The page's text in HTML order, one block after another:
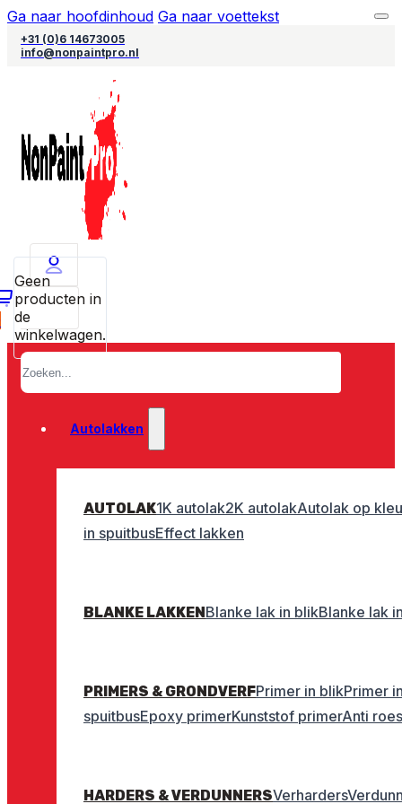
Ga naar hoofdinhoud Ga naar voettekst
+31 (0)6 14673005
info@nonpaintpro.nl
Geen
producten in
de
winkelwagen.
Zoeken
Autolakken
AUTOLAK1K autolak2K autolakAutolak op
in spuitbusEffect lakken
BLANKE LAKKENBlanke lak in blikBlanke lak
PRIMERS & GRONDVERFPrimer in blikPrimer
spuitbusEpoxy primerKunststof primerAnti
HARDERS & VERDUNNERSVerharders